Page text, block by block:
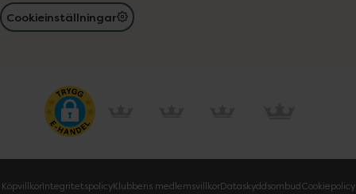
Cookieinställningar
KöpvillkorIntegritetspolicyKlubbens medlemsvillkorDataskyddsombudCookiepolicy